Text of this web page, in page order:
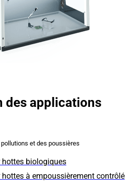
des applications
pollutions et des poussières
hottes biologiques
hottes à empoussièrement contrôlé